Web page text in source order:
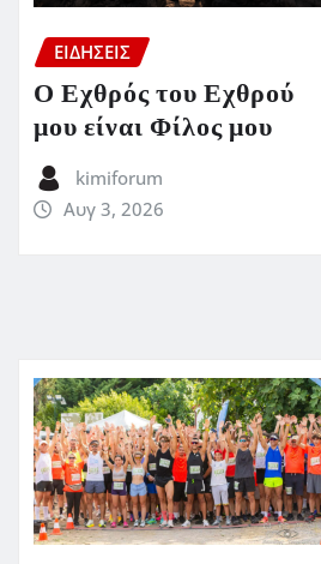
ΕΙΔΗΣΕΙΣ
Ο Εχθρός του Εχθρού
μου είναι Φίλος μου
kimiforum
Αυγ 3, 2026